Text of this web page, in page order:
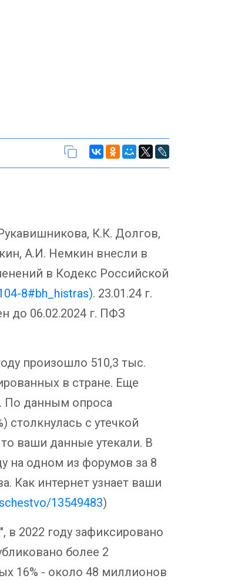
К.К. Долгов,
А.И. Немкин внесли в
в Кодекс Российской
8#bh_histras). 23.01.24 г.
до 06.02.2024 г. ПФЗ
произошло 510,3 тыс.
в стране. Еще
По данным опроса
столкнулась с утечкой
ваши данные утекали. В
на одном из форумов за 8
Как интернет узнает ваши
13549483)
в 2022 году зафиксировано
более 2
16% - около 48 миллионов